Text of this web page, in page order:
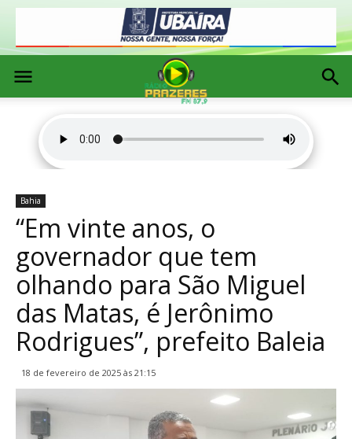
Bahia
“Em vinte anos, o
governador que tem
olhando para São Miguel
das Matas, é Jerônimo
Rodrigues”, prefeito Baleia
18 de fevereiro de 2025 às 21:15